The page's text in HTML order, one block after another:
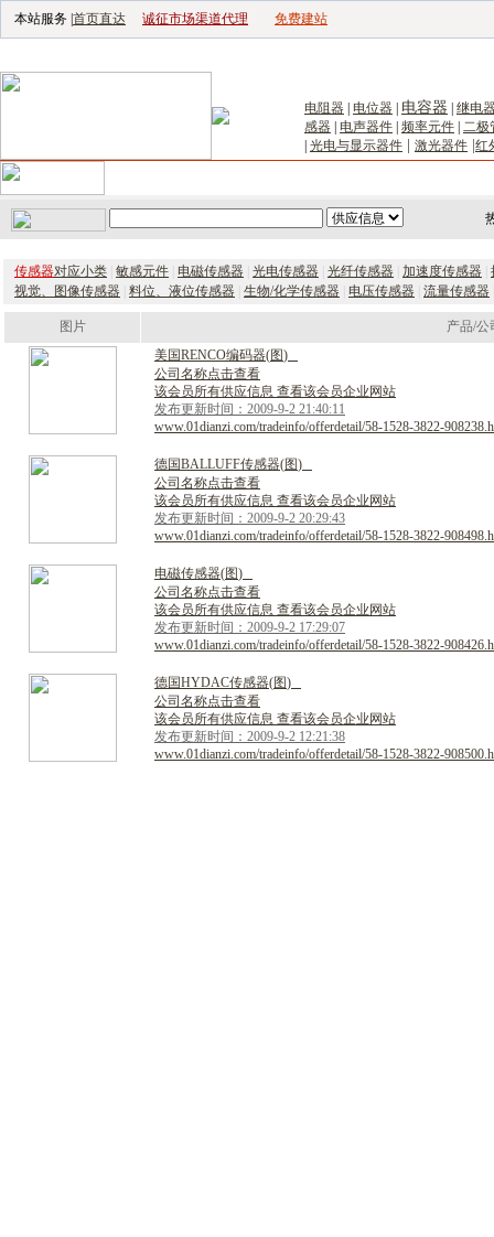
本站服务 | 首页直达 诚征市场渠道代理 免费建站
电阻器 电位器 电容器
继电
感器
电声器件 频率元件 二极
光电与显示器件 激光器件 红
传感器对应小类 敏感元件 电磁传感器 光电传感器 光纤传感器 加速度传感器
视觉、图像传感器 料位、液位传感器 生物/化学传感器 电压传感器 流量传感器
图片
产品/公
美国RENCO编码器(图)
公司名称点击查看
该会员所有供应信息 查看该会员企业网站
发布更新时间：2009-9-2 21:40:11
www.01dianzi.com/tradeinfo/offerdetail/58-1528-3822-
德国BALLUFF传感器(图)
公司名称点击查看
该会员所有供应信息 查看该会员企业网站
发布更新时间：2009-9-2 20:29:43
www.01dianzi.com/tradeinfo/offerdetail/58-1528-3822-
电磁传感器(图)
公司名称点击查看
该会员所有供应信息 查看该会员企业网站
发布更新时间：2009-9-2 17:29:07
www.01dianzi.com/tradeinfo/offerdetail/58-1528-3822-
德国HYDAC传感器(图)
公司名称点击查看
该会员所有供应信息 查看该会员企业网站
发布更新时间：2009-9-2 12:21:38
www.01dianzi.com/tradeinfo/offerdetail/58-1528-3822-